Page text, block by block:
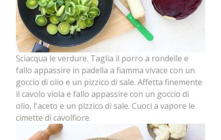
Sciacqua le verdure. Taglia il porro a rondelle e
fallo appassire in padella a fiamma vivace con un
goccio di olio e un pizzico di sale. Affetta finemente
il cavolo viola e fallo appassire con un goccio di
olio, l'aceto e un pizzico di sale. Cuoci a vapore le
cimette di cavolfiore.